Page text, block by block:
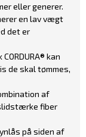
eller generer.
en lav vægt
det er
kan
de skal tømmes,
af
fiber
på siden af